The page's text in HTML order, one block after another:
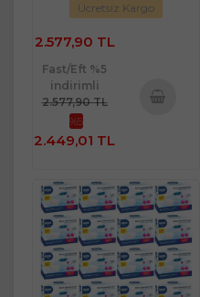
Ücretsiz Kargo
2.577,90 TL
Fast/Eft %5
indirimli
2.577,90 TL
%5
2.449,01 TL